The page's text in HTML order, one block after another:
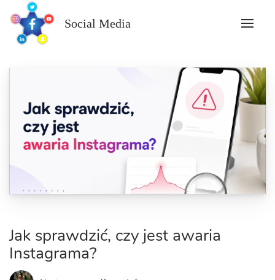
content
Social Media
Jak sprawdzić, czy jest awaria
Instagrama?